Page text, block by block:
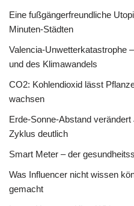
Eine fußgängerfreundliche
Minuten-Städten
Valencia-Unwetterkatastrophe
und des Klimawandels
CO2: Kohlendioxid lässt
wachsen
Erde-Sonne-Abstand
Zyklus deutlich
Smart Meter – der
Was Influencer nicht wissen
gemacht